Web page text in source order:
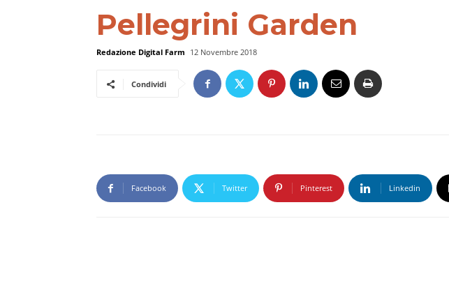
Pellegrini Garden
Redazione Digital Farm 12 Novembre 2018
Condividi
Facebook Twitter Pinterest Linkedin